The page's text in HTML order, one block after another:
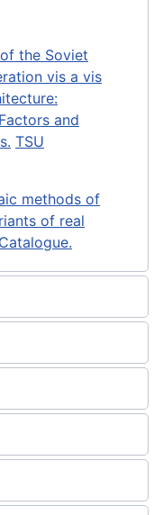
the Soviet
vis a vis
and
TSU
methods of
of real